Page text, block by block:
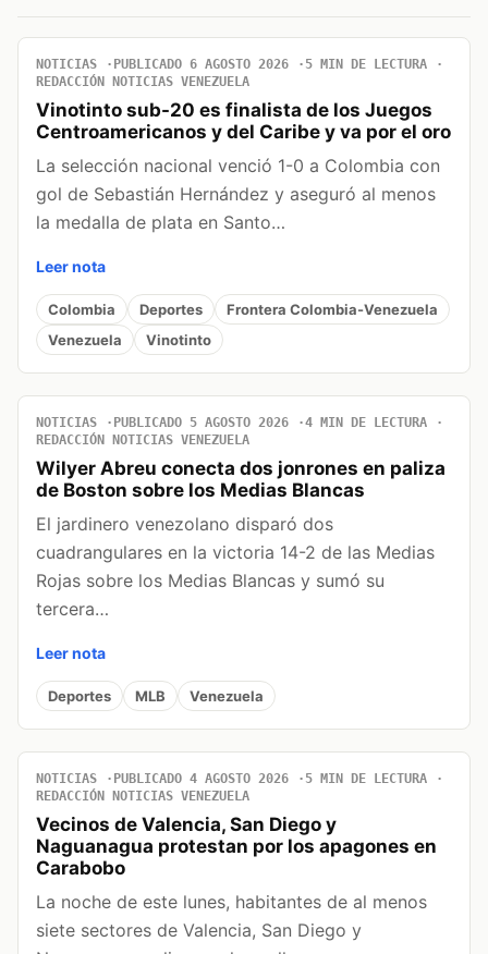
NOTICIAS PUBLICADO 6 AGOSTO 2026
5 MIN DE LECTURA
REDACCIÓN NOTICIAS VENEZUELA
Vinotinto sub-20 es finalista de los Juegos
Centroamericanos y del Caribe y va por el oro
La selección nacional venció 1-0 a Colombia con
gol de Sebastián Hernández y aseguró al menos
la medalla de plata en Santo…
Leer nota
Colombia Deportes
Frontera Colombia-Venezuela
Venezuela
Vinotinto
NOTICIAS PUBLICADO 5 AGOSTO 2026
4 MIN DE LECTURA
REDACCIÓN NOTICIAS VENEZUELA
Wilyer Abreu conecta dos jonrones en paliza
de Boston sobre los Medias Blancas
El jardinero venezolano disparó dos
cuadrangulares en la victoria 14-2 de las Medias
Rojas sobre los Medias Blancas y sumó su
tercera…
Leer nota
Deportes MLB Venezuela
NOTICIAS PUBLICADO 4 AGOSTO 2026
5 MIN DE LECTURA
REDACCIÓN NOTICIAS VENEZUELA
Vecinos de Valencia, San Diego y
Naguanagua protestan por los apagones en
Carabobo
La noche de este lunes, habitantes de al menos
siete sectores de Valencia, San Diego y